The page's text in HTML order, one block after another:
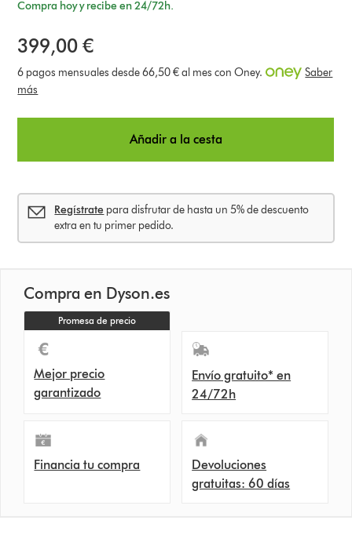
Compra hoy y recibe en 24/72h.
399,00 €
6 pagos mensuales desde 66,50 € al mes con Oney.
Saber
más
Añadir a la cesta
Regístrate para disfrutar de hasta un 5% de descuento
extra en tu primer pedido.
Compra en Dyson.es
Promesa de precio
Mejor precio
garantizado
Envío gratuito* en
24/72h
Financia tu compra
Devoluciones
gratuitas: 60 días